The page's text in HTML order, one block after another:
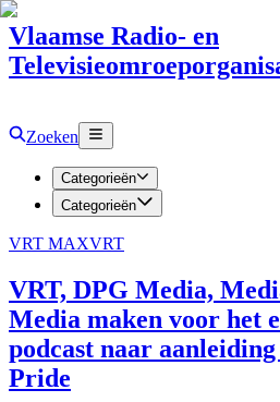
Vlaamse Radio- en
Zoeken
Categorieën
Categorieën
VRT MAXVRT
VRT, DPG Media,
Media maken voor het
podcast naar
Pride